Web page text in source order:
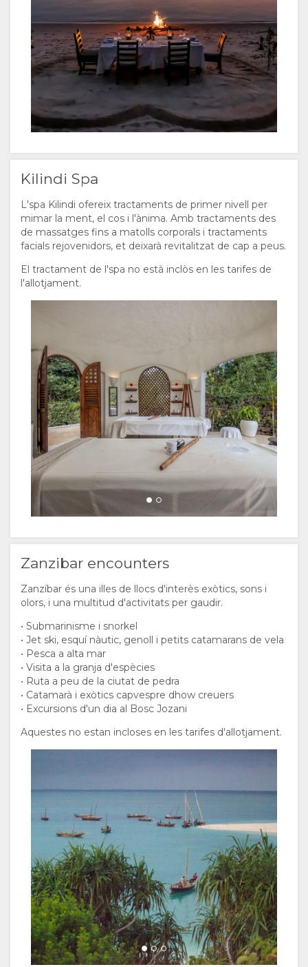
Kilindi Spa
L'spa Kilindi ofereix tractaments de primer nivell per
mimar la ment, el cos i l'ànima. Amb tractaments des
de massatges fins a matolls corporals i tractaments
facials rejovenidors, et deixarà revitalitzat de cap a peus.
El tractament de l'spa no està inclòs en les tarifes de
l'allotjament.
Zanzibar encounters
Zanzíbar és una illes de llocs d'interès exòtics, sons i
olors, i una multitud d'activitats per gaudir.
• Submarinisme i snorkel
• Jet ski, esquí nàutic, genoll i petits catamarans de vela
• Pesca a alta mar
• Visita a la granja d'espècies
• Ruta a peu de la ciutat de pedra
• Catamarà i exòtics capvespre dhow creuers
• Excursions d'un dia al Bosc Jozani
Aquestes no estan incloses en les tarifes d'allotjament.